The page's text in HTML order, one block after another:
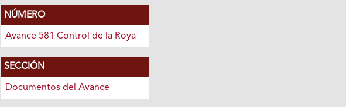
NÚMERO
Avance 581 Control de la Roya
SECCIÓN
Documentos del Avance